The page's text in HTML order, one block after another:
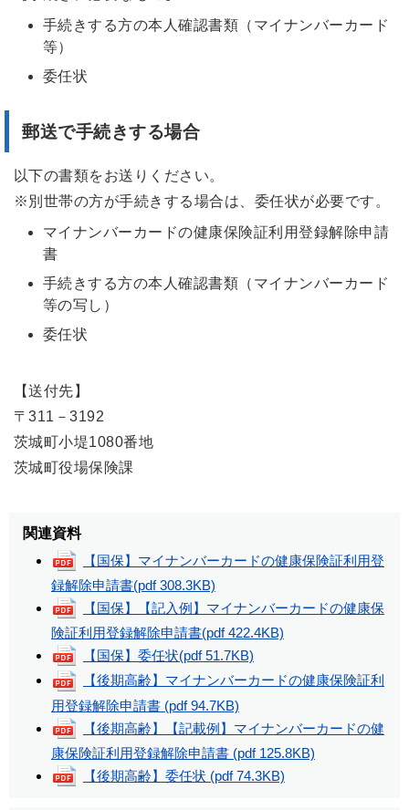
手続きする方の本人確認書類（マイナンバーカード
等）
委任状
郵送で手続きする場合
以下の書類をお送りください。
※別世帯の方が手続きする場合は、委任状が必要です。
マイナンバーカードの健康保険証利用登録解除申請
書
手続きする方の本人確認書類（マイナンバーカード
等の写し）
委任状
【送付先】
〒311－3192
茨城町小堤1080番地
茨城町役場保険課
関連資料
【国保】マイナンバーカードの健康保険証利用登
録解除申請書(pdf 308.3KB)
【国保】【記入例】マイナンバーカードの健康保
険証利用登録解除申請書(pdf 422.4KB)
【国保】委任状(pdf 51.7KB)
【後期高齢】マイナンバーカードの健康保険証利
用登録解除申請書 (pdf 94.7KB)
【後期高齢】【記載例】マイナンバーカードの健
康保険証利用登録解除申請書 (pdf 125.8KB)
【後期高齢】委任状 (pdf 74.3KB)